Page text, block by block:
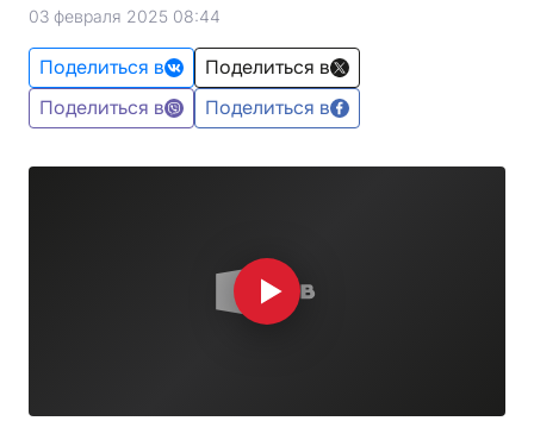
03 февраля 2025 08:44
Поделиться в
Поделиться в
Поделиться в
Поделиться в